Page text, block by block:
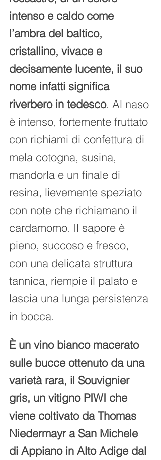
intenso e caldo come
l’ambra del baltico,
cristallino, vivace e
decisamente lucente, il suo
nome infatti significa
riverbero in tedesco. Al naso
è intenso, fortemente fruttato
con richiami di confettura di
mela cotogna, susina,
mandorla e un finale di
resina, lievemente speziato
con note che richiamano il
cardamomo. Il sapore è
pieno, succoso e fresco,
con una delicata struttura
tannica, riempie il palato e
lascia una lunga persistenza
in bocca.
È un vino bianco macerato
sulle bucce ottenuto da una
varietà rara, il Souvignier
gris, un vitigno PIWI che
viene coltivato da Thomas
Niedermayr a San Michele
di Appiano in Alto Adige dal